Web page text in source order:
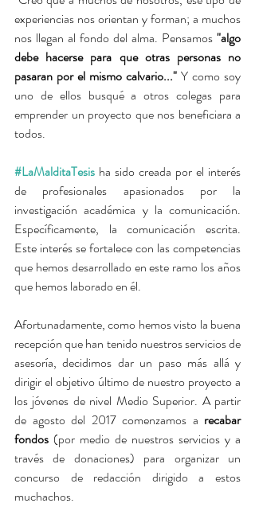
experiencias nos orientan y forman; a muchos
nos llegan al fondo del alma. Pensamos "algo
debe hacerse para que otras personas no
pasaran por el mismo calvario..." Y como soy
uno de ellos busqué a otros colegas para
emprender un proyecto que nos beneficiara a
todos.
#LaMalditaTesis ha sido creada por el interés
de profesionales apasionados por la
investigación académica y la comunicación.
Específicamente, la comunicación escrita.
Este interés se fortalece con las competencias
que hemos desarrollado en este ramo los años
que hemos laborado en él.
Afortunadamente, como hemos visto la buena
recepción que han tenido nuestros servicios de
asesoría, decidimos dar un paso más allá y
dirigir el objetivo último de nuestro proyecto a
los jóvenes de nivel Medio Superior. A partir
de agosto del 2017 comenzamos a recabar
fondos (por medio de nuestros servicios y a
través de donaciones) para organizar un
concurso de redacción dirigido a estos
muchachos.